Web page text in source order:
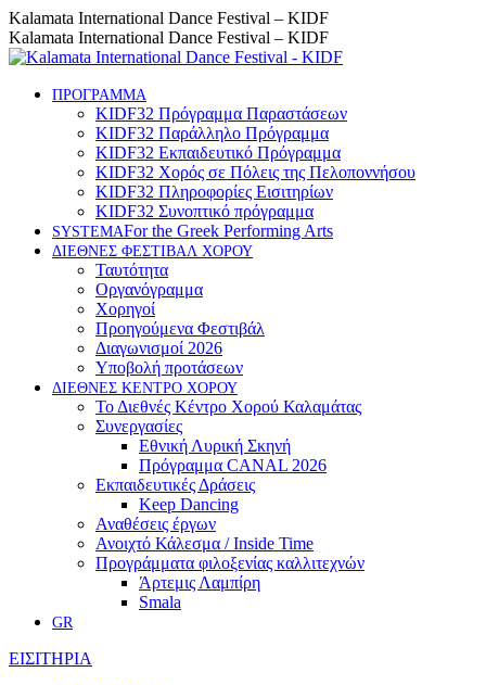
Skip
to
content
Instagram
page
opens
new
Facebook
page
opens
new
YouTube
page
opens
new
Kalamata International Dance Festival – KIDF
Kalamata International Dance Festival – KIDF
ΠΡΟΓΡΑΜΜΑ
KIDF32 Πρόγραμμα Παραστάσεων
KIDF32 Παράλληλο Πρόγραμμα
KIDF32 Εκπαιδευτικό Πρόγραμμα
KIDF32 Χορός σε Πόλεις της Πελοποννήσου
KIDF32 Πληροφορίες Εισιτηρίων
KIDF32 Συνοπτικό πρόγραμμα
SYSTEMAFor the Greek Performing Arts
ΔΙΕΘΝΕΣ ΦΕΣΤΙΒΑΛ ΧΟΡΟΥ
Ταυτότητα
Οργανόγραμμα
Χορηγοί
Προηγούμενα Φεστιβάλ
Διαγωνισμοί 2026
Υποβολή προτάσεων
ΔΙΕΘΝΕΣ ΚΕΝΤΡΟ ΧΟΡΟΥ
Το Διεθνές Κέντρο Χορού Καλαμάτας
Συνεργασίες
Εθνική Λυρική Σκηνή
Πρόγραμμα CANAL 2026
Εκπαιδευτικές Δράσεις
Keep Dancing
Αναθέσεις έργων
Ανοιχτό Κάλεσμα / Inside Time
Προγράμματα φιλοξενίας καλλιτεχνών
Άρτεμις Λαμπίρη
Smala
GR
ΕΙΣΙΤΗΡΙΑ